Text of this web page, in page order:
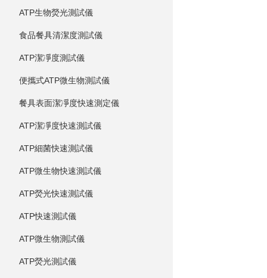
ATP生物熒光測試儀
食品餐具清潔度測試儀
ATP潔凈度測試儀
便攜式ATP微生物測試儀
餐具表面潔凈度快速測定儀
ATP潔凈度快速測試儀
ATP細菌快速測試儀
ATP微生物快速測試儀
ATP熒光快速測試儀
ATP快速測試儀
ATP微生物測試儀
ATP熒光測試儀